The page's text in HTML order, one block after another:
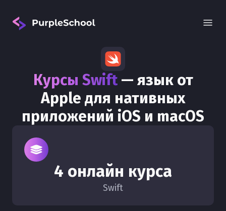
Курсы Swift— язык от
Apple для нативных
приложений iOS и macOS
4 онлайн курса
Swift